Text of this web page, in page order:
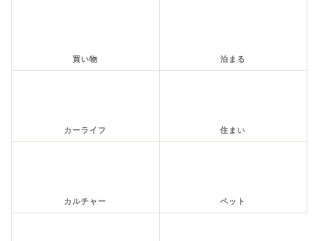
買い物 泊まる
カーライフ 住まい
カルチャー ペット